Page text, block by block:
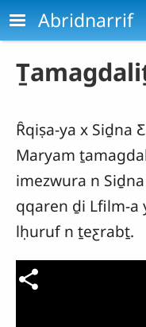
Aller au contenu
Abridnarrif
Ȓqiṣa-ya x Siḏna
Maryam
imezwura n
qqaren ḏi Lfilm-a
lḥuruf n ṯeƹrabṯ.